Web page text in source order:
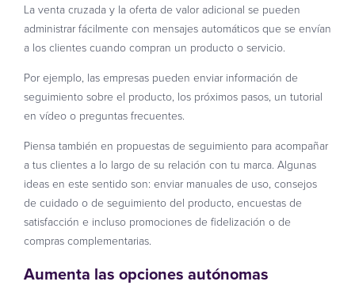
La venta cruzada y la oferta de valor adicional se pueden
administrar fácilmente con mensajes automáticos que se envían
a los clientes cuando compran un producto o servicio.
Por ejemplo, las empresas pueden enviar información de
seguimiento sobre el producto, los próximos pasos, un tutorial
en vídeo o preguntas frecuentes.
Piensa también en propuestas de seguimiento para acompañar
a tus clientes a lo largo de su relación con tu marca. Algunas
ideas en este sentido son: enviar manuales de uso, consejos
de cuidado o de seguimiento del producto, encuestas de
satisfacción e incluso promociones de fidelización o de
compras complementarias.
Aumenta las opciones autónomas